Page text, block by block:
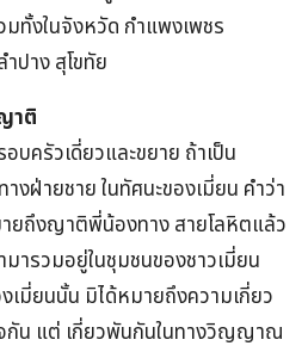
มทั้งในจังหวัด กำแพงเพชร
ปาง สุโขทัย
าติ
บครัวเดี่ยวและขยาย ถ้าเป็น
งฝ่ายชาย ในทัศนะของเมี่ยน คำว่า
ถึงญาติพี่น้องทาง สายโลหิตแล้ว
ารวมอยู่ในชุมชนของชาวเมี่ยน
เมี่ยนนั้น มิได้หมายถึงความเกี่ยว
กัน แต่ เกี่ยวพันกันในทางวิญญาณ